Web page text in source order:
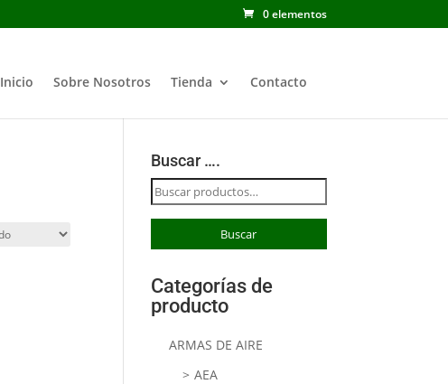
0 elementos
Inicio Sobre Nosotros Tienda Contacto
Buscar ….
Buscar
por:
Buscar
Categorías de
producto
ARMAS DE AIRE
AEA